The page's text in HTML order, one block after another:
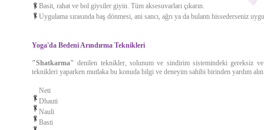
Basit, rahat ve bol giysiler giyin. Tüm aksesuvarları çıkarın.
Uygulama sırasında baş dönmesi, ani sancı, ağrı ya da bulantı hissederseniz
Yoga'da Bedeni Arındırma Teknikleri
"Shatkarma" denilen teknikler, solunum ve sindirim sistemindeki gereksiz
teknikleri yaparken mutlaka bu konuda bilgi ve deneyim sahibi birinden yardım
Neti
Dhauti
Nauli
Basti